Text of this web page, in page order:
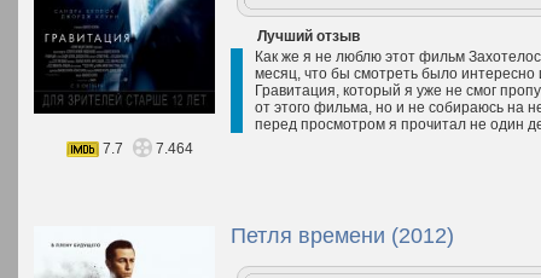
Лучший отзыв
Как же я не люблю этот фильм
месяц, что бы смотреть было
Гравитация, который я уже не смог
от этого фильма, но и не собираюсь на
перед просмотром я прочитал не один
7.7
7.464
Петля времени (2012)